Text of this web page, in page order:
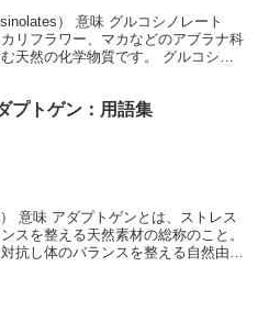
） 意味 グルコシノレート
リフラワー、マカなどのアブラナ科
天然の化学物質です。 グルコシノ
プトゲン：用語集
意味 アダプトゲンとは、ストレス
スを整える天然素材の総称のこと。
抗し体のバランスを整える自然由来